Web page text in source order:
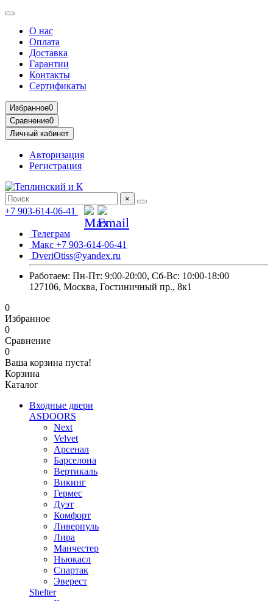
О нас
Оплата
Доставка
Гарантии
Контакты
Сертификаты
Избранное0
Сравнение0
Личный кабинет
Авторизация
Регистрация
×
+7 903-614-06-41
Телеграм
Макс +7 903-614-06-41
DveriOtiss@yandex.ru
Работаем: Пн-Пт: 9:00-20:00, Сб-Вс: 10:00-18:00
127106, Москва, Гостиничный пр., 8к1
0
Избранное
0
Сравнение
0
Ваша корзина пуста!
Корзина
Каталог
Входные двери
ASDOORS
Next
Velvet
Арсенал
Барселона
Вертикаль
Викинг
Гермес
Дуэт
Комфорт
Ливерпуль
Лира
Манчестер
Ньюкасл
Спартак
Эверест
Shelter